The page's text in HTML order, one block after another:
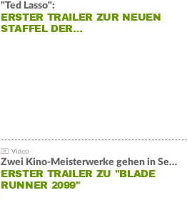
"Ted Lasso":
ERSTER TRAILER ZUR NEUEN
STAFFEL DER…
Zwei Kino-Meisterwerke gehen in Serie:
ERSTER TRAILER ZU "BLADE
RUNNER 2099"